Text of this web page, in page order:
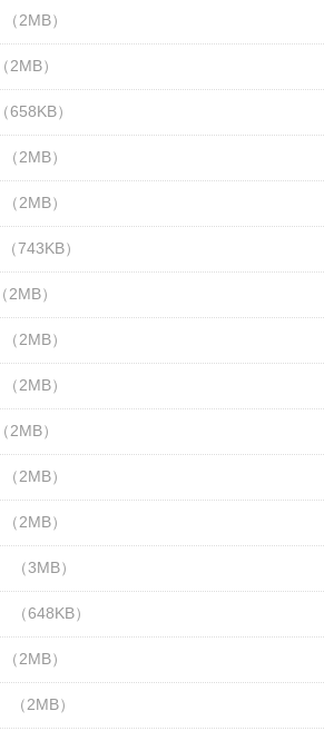
（2MB）
（2MB）
（658KB）
（2MB）
（2MB）
（743KB）
（2MB）
（2MB）
（2MB）
（2MB）
（2MB）
（2MB）
（3MB）
（648KB）
（2MB）
（2MB）